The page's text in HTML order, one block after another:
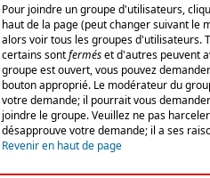
Pour joindre un groupe d'utilisateurs,
haut de la page (peut changer suivant le
alors voir tous les groupes d'utilisateurs.
certains sontferméset d'autres peuvent
groupe est ouvert, vous pouvez
bouton approprié. Le modérateur du
votre demande; il pourrait vous
joindre le groupe. Veuillez ne pas
désapprouve votre demande; il a ses
Revenir en haut de page